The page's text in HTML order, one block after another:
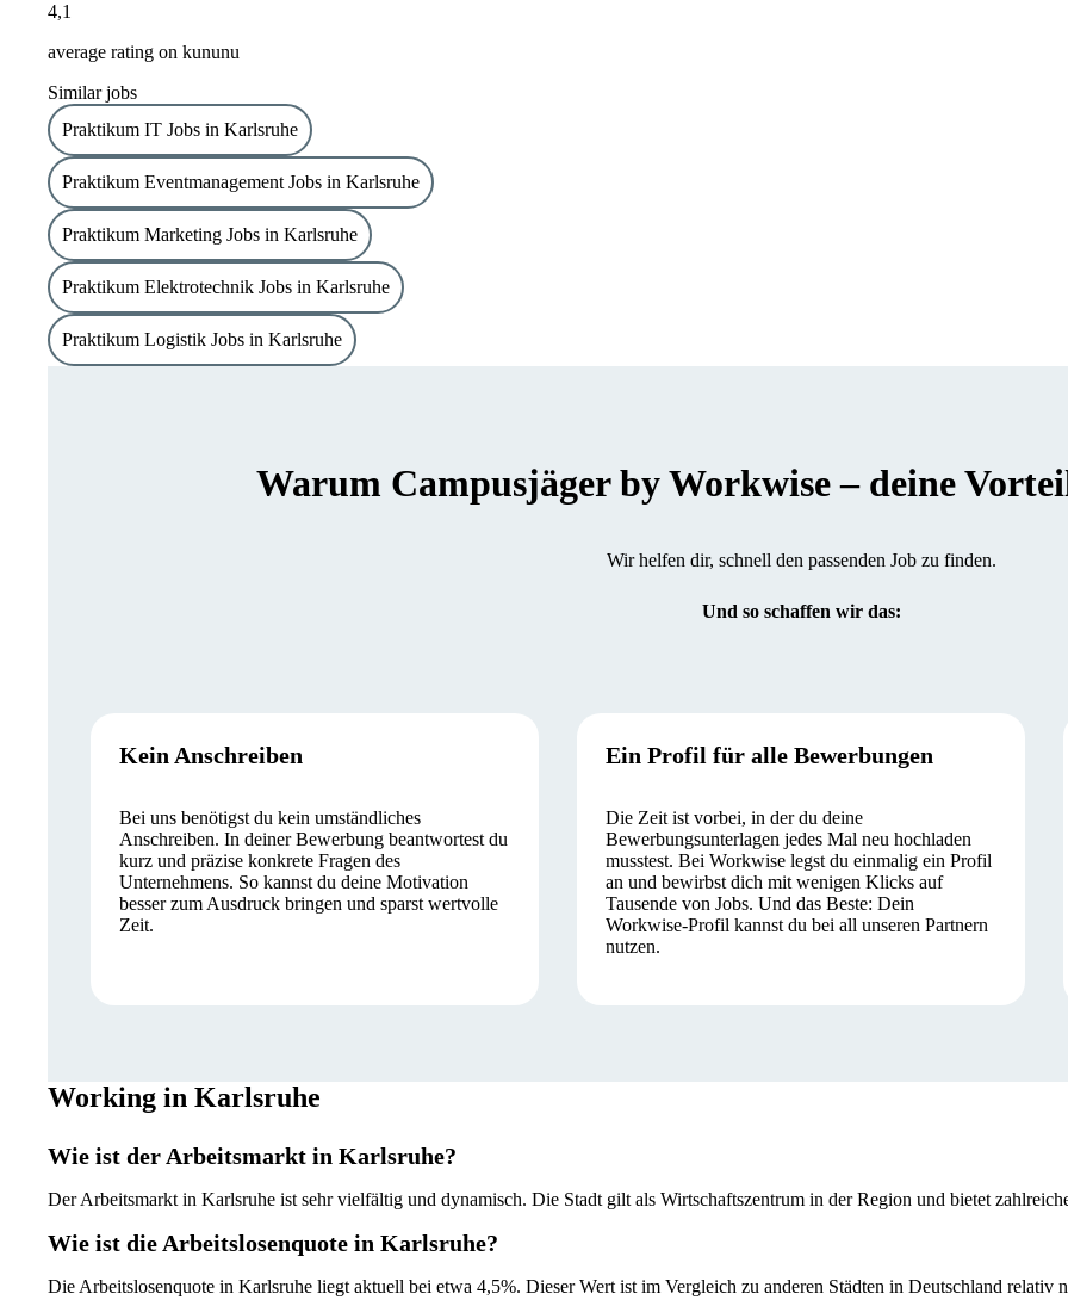
4,1
average rating on kununu
Similar jobs
Praktikum IT Jobs in Karlsruhe
Praktikum Eventmanagement Jobs in Karlsruhe
Praktikum Marketing Jobs in Karlsruhe
Praktikum Elektrotechnik Jobs in Karlsruhe
Praktikum Logistik Jobs in Karlsruhe
Warum Campusjäger by Workwise – deine
Wir helfen dir, schnell den passenden Job zu finden.
Und so schaffen wir das:
Kein Anschreiben
Bei uns benötigst du kein umständliches
Anschreiben. In deiner Bewerbung beantwortest du
kurz und präzise konkrete Fragen des
Unternehmens. So kannst du deine Motivation
besser zum Ausdruck bringen und sparst wertvolle
Zeit.
Ein Profil für alle Bewerbungen
Die Zeit ist vorbei, in der du deine
Bewerbungsunterlagen jedes Mal neu hochladen
musstest. Bei Workwise legst du einmalig ein Profil
an und bewirbst dich mit wenigen Klicks auf
Tausende von Jobs. Und das Beste: Dein
Workwise-Profil kannst du bei all unseren Partnern
nutzen.
Working in Karlsruhe
Wie ist der Arbeitsmarkt in Karlsruhe?
Der Arbeitsmarkt in Karlsruhe ist sehr vielfältig und dynamisch. Die Stadt gilt als Wirtschaftszentrum in der Region und bietet
Wie ist die Arbeitslosenquote in Karlsruhe?
Die Arbeitslosenquote in Karlsruhe liegt aktuell bei etwa 4,5%. Dieser Wert ist im Vergleich zu anderen Städten in Deutschland relativ